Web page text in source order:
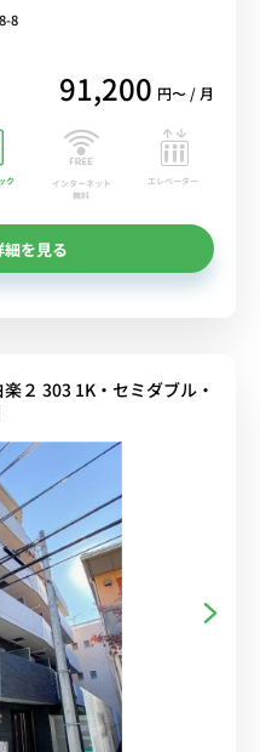
8
91,200 円〜 / 月
ク
インターネット
無料
エレベーター
細を見る
２ 303 1K・セミダブル・